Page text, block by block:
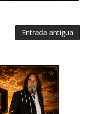
Entrada antigua